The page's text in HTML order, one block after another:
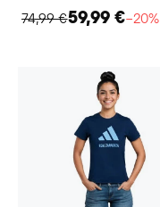
74,99 €59,99 €−20%